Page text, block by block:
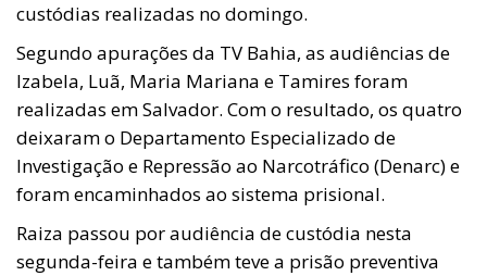
custódias realizadas no domingo.
Segundo apurações da TV Bahia, as audiências de
Izabela, Luã, Maria Mariana e Tamires foram
realizadas em Salvador. Com o resultado, os quatro
deixaram o Departamento Especializado de
Investigação e Repressão ao Narcotráfico (Denarc) e
foram encaminhados ao sistema prisional.
Raiza passou por audiência de custódia nesta
segunda-feira e também teve a prisão preventiva